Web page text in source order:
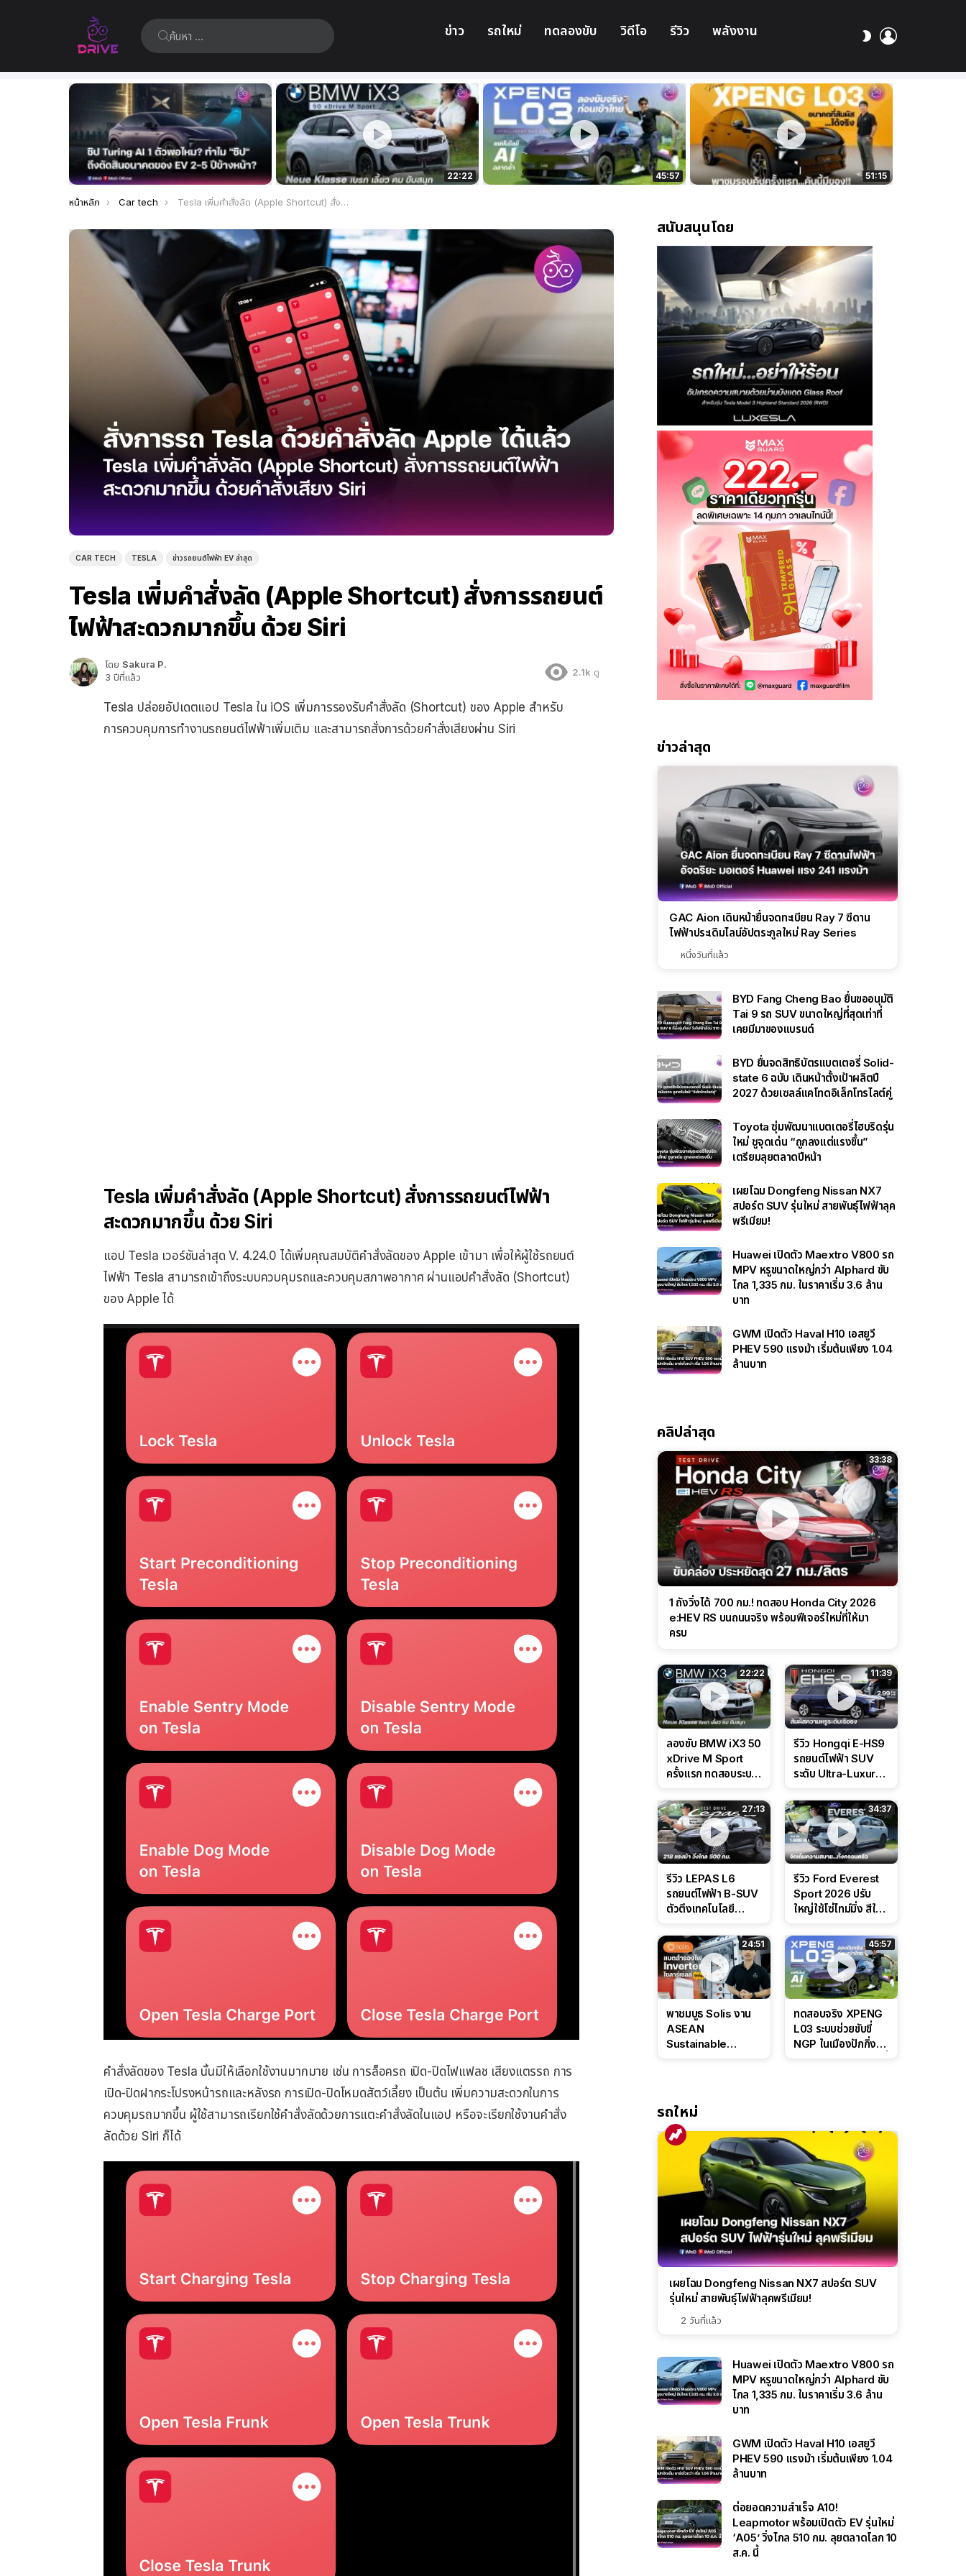
ค้นหา: ข่าว รถใหม่ ทดลองขับ วิดีโอ รีวิว พลังงาน
สลับ
เรื่อง
ล่าสุด
22:22 45:57 51:15
คุณอยู่ที่นี่:
หน้าหลัก Car tech Tesla เพิ่มคำสั่งลัด (Apple Shortcut) สั่งการรถยนต์ไฟฟ้าสะดวกมากขึ้น ด้วย Siri
CAR TECH TESLA ข่าวรถยนต์ไฟฟ้า EV ล่าสุด
Tesla เพิ่มคำสั่งลัด (Apple Shortcut) สั่งการรถยนต์
ไฟฟ้าสะดวกมากขึ้น ด้วย Siri
โดย Sakura P.
3 ปีที่แล้ว
2.1k ดู
Tesla ปล่อยอัปเดตแอป Tesla ใน iOS เพิ่มการรองรับคำสั่งลัด (Shortcut) ของ Apple สำหรับ
การควบคุมการทำงานรถยนต์ไฟฟ้าเพิ่มเติม และสามารถสั่งการด้วยคำสั่งเสียงผ่าน Siri
Tesla เพิ่มคำสั่งลัด (Apple Shortcut) สั่งการรถยนต์ไฟฟ้า
สะดวกมากขึ้น ด้วย Siri
แอป Tesla เวอร์ชันล่าสุด V. 4.24.0 ได้เพิ่มคุณสมบัติคำสั่งลัดของ Apple เข้ามา เพื่อให้ผู้ใช้รถยนต์
ไฟฟ้า Tesla สามารถเข้าถึงระบบควบคุมรถและควบคุมสภาพอากาศ ผ่านแอปคำสั่งลัด (Shortcut)
ของ Apple ได้
คำสั่งลัดของ Tesla นั้นมีให้เลือกใช้งานมากมาย เช่น การล็อครถ เปิด-ปิดไฟแฟลช เสียงแตรรถ การ
เปิด-ปิดฝากระโปรงหน้ารถและหลังรถ การเปิด-ปิดโหมดสัตว์เลี้ยง เป็นต้น เพิ่มความสะดวกในการ
ควบคุมรถมากขึ้น ผู้ใช้สามารถเรียกใช้คำสั่งลัดด้วยการแตะคำสั่งลัดในแอป หรือจะเรียกใช้งานคำสั่ง
ลัดด้วย Siri ก็ได้
สนับสนุนโดย
ข่าวล่าสุด
GAC Aion เดินหน้ายื่นจดทะเบียน Ray 7 ซีดาน
ไฟฟ้าประเดิมไลน์อัปตระกูลใหม่ Ray Series
หนึ่งวันที่แล้ว
BYD Fang Cheng Bao ยื่นขออนุมัติ
Tai 9 รถ SUV ขนาดใหญ่ที่สุดเท่าที่
เคยมีมาของแบรนด์
BYD ยื่นจดสิทธิบัตรแบตเตอรี่ Solid-
state 6 ฉบับ เดินหน้าตั้งเป้าผลิตปี
2027 ด้วยเซลล์แคโทดอิเล็กโทรไลต์คู่
Toyota ซุ่มพัฒนาแบตเตอรี่ไฮบริดรุ่น
ใหม่ ชูจุดเด่น “ถูกลงแต่แรงขึ้น”
เตรียมลุยตลาดปีหน้า
เผยโฉม Dongfeng Nissan NX7
สปอร์ต SUV รุ่นใหม่ สายพันธุ์ไฟฟ้าลุค
พรีเมียม!
Huawei เปิดตัว Maextro V800 รถ
MPV หรูขนาดใหญ่กว่า Alphard ขับ
ไกล 1,335 กม. ในราคาเริ่ม 3.6 ล้าน
บาท
GWM เปิดตัว Haval H10 เอสยูวี
PHEV 590 แรงม้า เริ่มต้นเพียง 1.04
ล้านบาท
คลิปล่าสุด
33:38
1 ถังวิ่งได้ 700 กม.! ทดสอบ Honda City 2026
e:HEV RS บนถนนจริง พร้อมฟีเจอร์ใหม่ที่ให้มา
ครบ
22:22
ลองขับ BMW iX3 50
xDrive M Sport
ครั้งแรก ทดสอบระบบ
Performance แบบ
จัดเต็มในสนาม
11:39
รีวิว Hongqi E-HS9
รถยนต์ไฟฟ้า SUV
ระดับ Ultra-Luxury
CDC นุ่มหนึบเหนือ
ระดับ
27:13
รีวิว LEPAS L6
รถยนต์ไฟฟ้า B-SUV
ตัวตึงเทคโนโลยี
ล่างหนึบ ลุ้นราคา 7
แสนต้น
34:37
รีวิว Ford Everest
Sport 2026 ปรับ
ใหญ่ใช้โซ่ไทม์มิ่ง สีใหม่
ดุดันสไตล์ครอบครัว
สายลุย
24:51
พาชมบูธ Solis งาน
ASEAN
Sustainable
IntelliHouse และ
EverCORE โซลูชัน
ESS ครบวงจร
45:57
ทดสอบจริง XPENG
L03 ระบบช่วยขับขี่
NGP ในเมืองปักกิ่ง
รถใหม่
เผยโฉม Dongfeng Nissan NX7 สปอร์ต SUV
รุ่นใหม่ สายพันธุ์ไฟฟ้าลุคพรีเมียม!
2 วันที่แล้ว
Huawei เปิดตัว Maextro V800 รถ
MPV หรูขนาดใหญ่กว่า Alphard ขับ
ไกล 1,335 กม. ในราคาเริ่ม 3.6 ล้าน
บาท
GWM เปิดตัว Haval H10 เอสยูวี
PHEV 590 แรงม้า เริ่มต้นเพียง 1.04
ล้านบาท
ต่อยอดความสำเร็จ A10!
Leapmotor พร้อมเปิดตัว EV รุ่นใหม่
‘A05’ วิ่งไกล 510 กม. ลุยตลาดโลก 10
ส.ค. นี้